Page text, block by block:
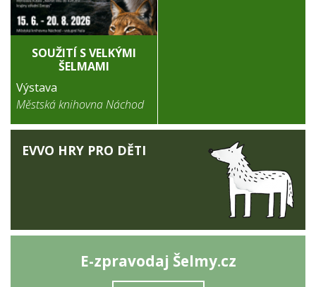
SOUŽITÍ S VELKÝMI
ŠELMAMI
Výstava
Městská knihovna Náchod
EVVO HRY PRO DĚTI
E-zpravodaj Šelmy.cz